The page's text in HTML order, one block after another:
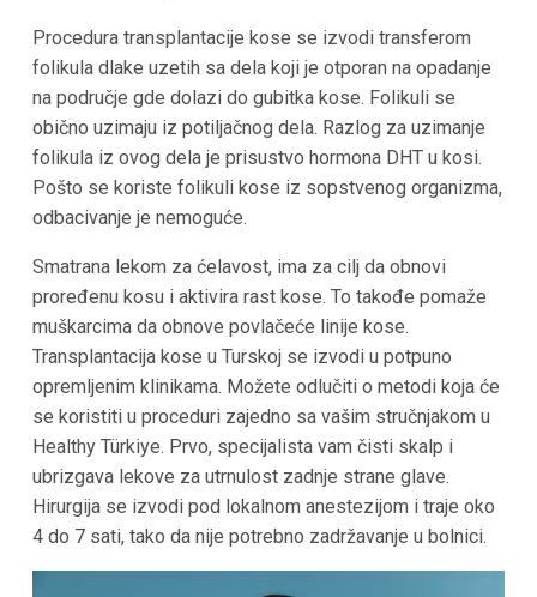
Procedura transplantacije kose se izvodi transferom
folikula dlake uzetih sa dela koji je otporan na opadanje
na područje gde dolazi do gubitka kose. Folikuli se
obično uzimaju iz potiljačnog dela. Razlog za uzimanje
folikula iz ovog dela je prisustvo hormona DHT u kosi.
Pošto se koriste folikuli kose iz sopstvenog organizma,
odbacivanje je nemoguće.
Smatrana lekom za ćelavost, ima za cilj da obnovi
proređenu kosu i aktivira rast kose. To takođe pomaže
muškarcima da obnove povlačeće linije kose.
Transplantacija kose u Turskojse izvodi u potpuno
opremljenim klinikama. Možete odlučiti o metodi koja će
se koristiti u proceduri zajedno sa vašim stručnjakom u
Healthy Türkiye. Prvo, specijalista vam čisti skalp i
ubrizgava lekove za utrnulost zadnje strane glave.
Hirurgija se izvodi pod lokalnom anestezijom i traje oko
4 do 7 sati, tako da nije potrebno zadržavanje u bolnici.